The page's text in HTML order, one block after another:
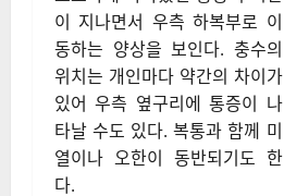
림 등 소화불량과 비슷한 증상
이 나타나기 때문에 대수롭지
않게 여기기 쉽다. 하지만 충수
염의 가장 특징적인 증상은 복
통이다.
처음에는 상복부나 배꼽 주변에